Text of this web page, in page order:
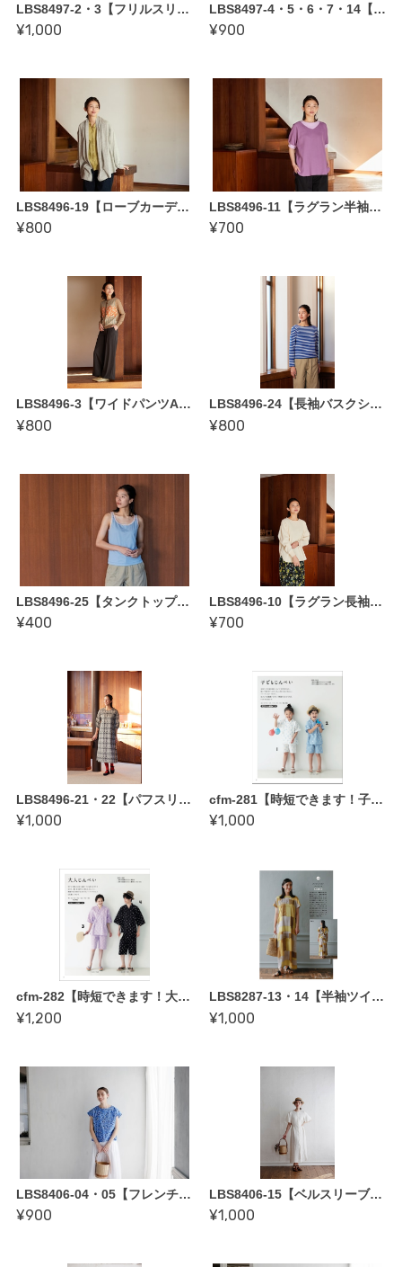
LBS8497-2・3【フリルスリーブとボリューム袖ブラウス〜２点作れる縫い代付き型紙】坂内鏡子著「新装版 毎日着られる大人服」掲載作品
¥1,000
LBS8497-4・5・6・7・14【タック/ ギャザースカート・ショールカラーワンピース〜縫い代付き型紙】坂内鏡子著「新装版 毎日着られる大人服」掲載作品
¥900
LBS8496-19【ローブカーディガン by 加藤容子〜縫い代付き型紙】「作りながらマスターできる ロックミシン ソーイング BOOK」掲載作品
¥800
LBS8496-11【ラグラン半袖シャツ by かたやまゆうこ 〜縫い代付き型紙】「作りながらマスターできる ロックミシン ソーイング BOOK」掲載作品
¥700
LBS8496-3【ワイドパンツA・B by クライ・ムキ〜縫い代付き型紙】「作りながらマスターできる ロックミシン ソーイング BOOK」掲載作品
¥800
LBS8496-24【長袖バスクシャツ by 坂内鏡子〜縫い代付き型紙】「作りながらマスターできる ロックミシン ソーイング BOOK」掲載作品
¥800
LBS8496-25【タンクトップA・B by 坂内鏡子〜縫い代付き型紙】「作りながらマスターできる ロックミシン ソーイング BOOK」掲載作品
¥400
LBS8496-10【ラグラン長袖Tシャツ by かたやまゆうこ〜縫い代付き型紙】「作りながらマスターできる ロックミシン ソーイング BOOK」掲載作品
¥700
LBS8496-21・22【パフスリーブワンピース・フリル付きワンピース by 坂内鏡子〜縫い代付き型紙】「作りながらマスターできる ロックミシン ソーイング BOOK」掲載作品
¥1,000
cfm-281【時短できます！子どもじんべいの縫い代付き型紙〜家族みんなのじんべい＆ゆかた クライ・ムキ著より】
¥1,000
cfm-282【時短できます！大人じんべいの縫い代付き型紙〜家族みんなのじんべい＆ゆかた クライ・ムキ著より】
¥1,200
LBS8287-13・14【半袖ツイストワンピース・長袖ツイストワンピース〜縫い代付き型紙】海口奈緒著「ソーイングルームVie Coudreの美人服」掲載作品
¥1,000
LBS8406-04・05【フレンチスリーブ／フリル袖ブラウス〜縫い代付き型紙】enanna著「enannaのこれから着てみたい服」掲載作品
¥900
LBS8406-15【ベルスリーブワンピース〜縫い代付き型紙】enanna著「enannaのこれから着てみたい服」掲載作品
¥1,000